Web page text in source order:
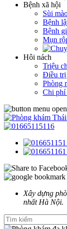
Bệnh xã hội
Sùi
Bệnh
Bệnh
Mụn
Hôi nách
Triệu
Điều trị
Phòng
Chi phí
Xây dựng
nhất Hà Nội.